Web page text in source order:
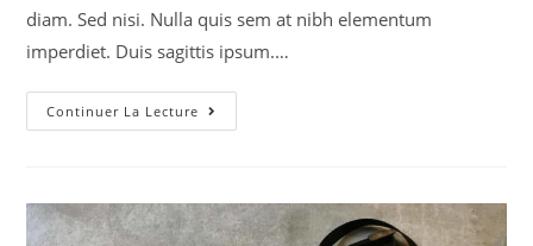
diam. Sed nisi. Nulla quis sem at nibh elementum
imperdiet. Duis sagittis ipsum.…
Continuer La Lecture